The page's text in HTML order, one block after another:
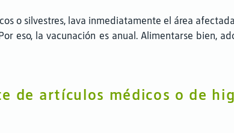
o silvestres, lava inmediatamente el área
eso, la vacunación es anual. Alimentarse bien,
de artículos médicos o de